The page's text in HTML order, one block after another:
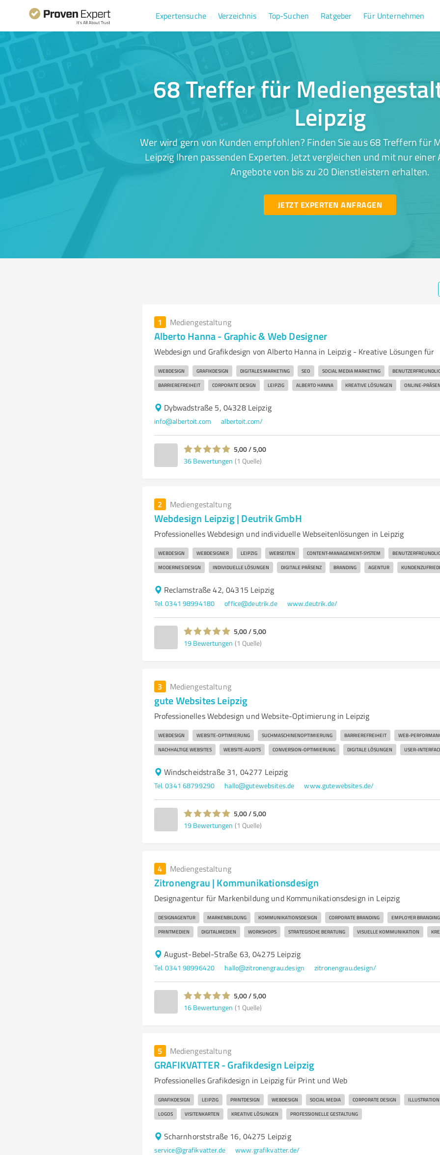
Expertensuche Verzeichnis Top-Suchen Ratgeber Für Unternehmen
68 Treffer für
Leipzig
Wer wird gern von Kunden empfohlen? Finden Sie aus 68 Treffern für
Leipzig Ihren passenden Experten. Jetzt vergleichen und mit nur
Angebote von bis zu 20 Dienstleistern erhalten.
JETZT EXPERTEN ANFRAGEN
1 Mediengestaltung
Alberto Hanna - Graphic & Web Designer
Webdesign und Grafikdesign von Alberto Hanna in Leipzig - Kreative Lösungen für
WEBDESIGN GRAFIKDESIGN DIGITALES MARKETING SEO SOCIAL MEDIA MARKETING
BARRIEREFREIHEIT CORPORATE DESIGN LEIPZIG ALBERTO HANNA KREATIVE LÖSUNGEN ONLINE-
Dybwadstraße 5, 04328 Leipzig
info@albertoit.com albertoit.com/
5,00 / 5,00
36 Bewertungen (1 Quelle)
2 Mediengestaltung
Webdesign Leipzig | Deutrik GmbH
Professionelles Webdesign und individuelle Webseitenlösungen in Leipzig
WEBDESIGN WEBDESIGNER LEIPZIG WEBSEITEN CONTENT-MANAGEMENT-SYSTEM
MODERNES DESIGN INDIVIDUELLE LÖSUNGEN DIGITALE PRÄSENZ BRANDING AGENTUR
Reclamstraße 42, 04315 Leipzig
Tel. 0341 98994180 office@deutrik.de www.deutrik.de/
5,00 / 5,00
19 Bewertungen (1 Quelle)
3 Mediengestaltung
gute Websites Leipzig
Professionelles Webdesign und Website-Optimierung in Leipzig
WEBDESIGN WEBSITE-OPTIMIERUNG SUCHMASCHINENOPTIMIERUNG BARRIEREFREIHEIT WEB-
NACHHALTIGE WEBSITES WEBSITE-AUDITS CONVERSION-OPTIMIERUNG DIGITALE LÖSUNGEN USER-
Windscheidstraße 31, 04277 Leipzig
Tel. 0341 68799290 hallo@gutewebsites.de www.gutewebsites.de/
5,00 / 5,00
19 Bewertungen (1 Quelle)
4 Mediengestaltung
Zitronengrau | Kommunikationsdesign
Designagentur für Markenbildung und Kommunikationsdesign in Leipzig
DESIGNAGENTUR MARKENBILDUNG KOMMUNIKATIONSDESIGN CORPORATE BRANDING EMPLOYER BRANDING
PRINTMEDIEN DIGITALMEDIEN WORKSHOPS STRATEGISCHE BERATUNG VISUELLE KOMMUNIKATION
August-Bebel-Straße 63, 04275 Leipzig
Tel. 0341 98996420 hallo@zitronengrau.design zitronengrau.design/
5,00 / 5,00
16 Bewertungen (1 Quelle)
5 Mediengestaltung
GRAFIKVATTER - Grafikdesign Leipzig
Professionelles Grafikdesign in Leipzig für Print und Web
GRAFIKDESIGN LEIPZIG PRINTDESIGN WEBDESIGN SOCIAL MEDIA CORPORATE DESIGN ILLUSTRATION
LOGOS VISITENKARTEN KREATIVE LÖSUNGEN PROFESSIONELLE GESTALTUNG
Scharnhorststraße 16, 04275 Leipzig
service@grafikvatter.de www.grafikvatter.de/